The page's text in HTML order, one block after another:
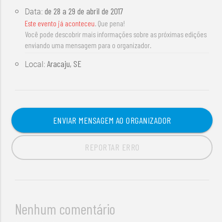
Data:de 28 a 29 de abril de 2017
Este evento já aconteceu. Que pena!
Você pode descobrir mais informações sobre as próximas edições
enviando uma mensagem para o organizador.
Local:Aracaju, SE
ENVIAR MENSAGEM AO ORGANIZADOR
REPORTAR ERRO
Nenhum comentário